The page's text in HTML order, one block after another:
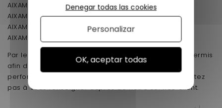
AIXAM 500
AIXAM 500.5
AIXAM A751
AIXAM CROSSLINE
Par les plus grands spécialistes de la voiture sans permis
afin de vous assurer un produit aux plus hautes
performances.Pour toute demande technique, n'hésitez
pas à vous renseigner auprès de notre service client.
OK, aceptar todas
Denegar todas las cookies
Personalizar